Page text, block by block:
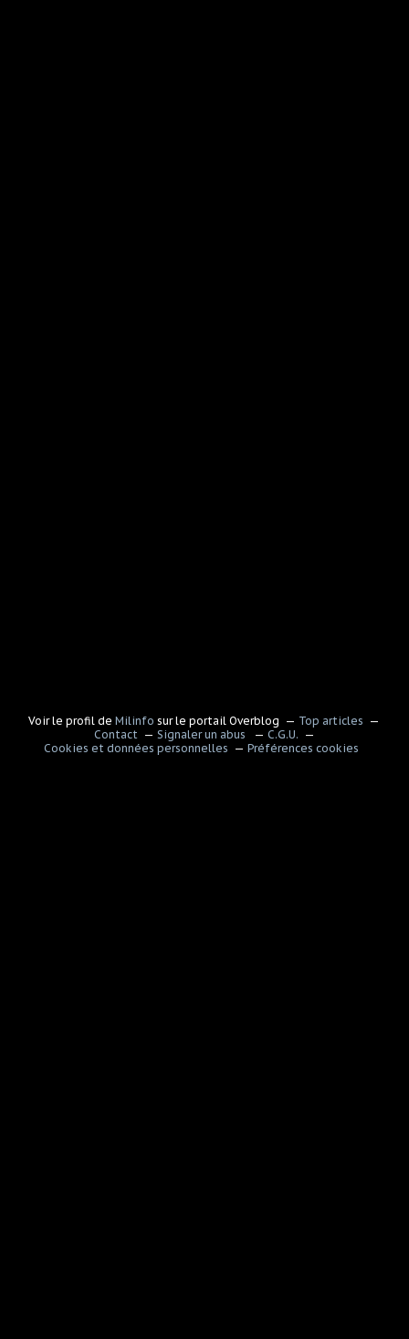
Voir le profil deMilinfo sur le portail Overblog
Top articles
Contact
Signaler un abus
C.G.U.
Cookies et données personnelles
Préférences cookies